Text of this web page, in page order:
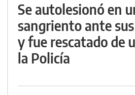
Se autolesionó en
sangriento ante
y fue rescatado de
la Policía